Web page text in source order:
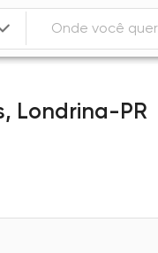
Londrina-PR